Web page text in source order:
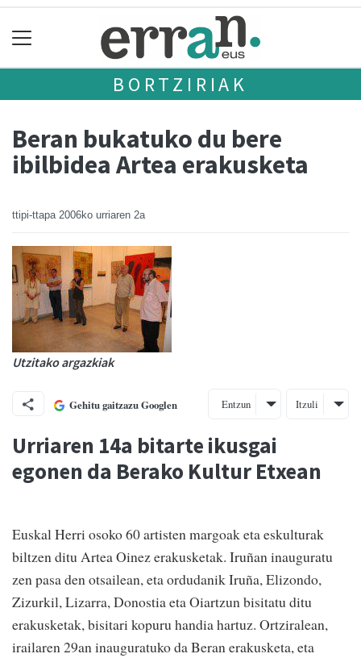
BORTZIRIAK
Beran bukatuko du bere
ibilbidea Artea erakusketa
ttipi-ttapa 2006ko urriaren 2a
Utzitako argazkiak
Gehitu gaitzazu Googlen Entzun Itzuli
Urriaren 14a bitarte ikusgai
egonen da Berako Kultur Etxean
Euskal Herri osoko 60 artisten margoak eta eskulturak
biltzen ditu Artea Oinez erakusketak. Iruñan inauguratu
zen pasa den otsailean, eta ordudanik Iruña, Elizondo,
Zizurkil, Lizarra, Donostia eta Oiartzun bisitatu ditu
erakusketak, bisitari kopuru handia hartuz. Ortziralean,
irailaren 29an inauguratuko da Beran erakusketa, eta